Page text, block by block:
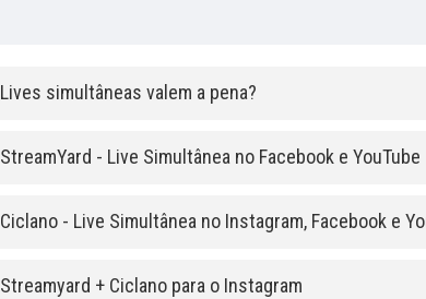
Lives simultâneas valem a pena?
StreamYard - Live Simultânea no Facebook e YouTube
Ciclano - Live Simultânea no Instagram, Facebook e
Streamyard + Ciclano para o Instagram